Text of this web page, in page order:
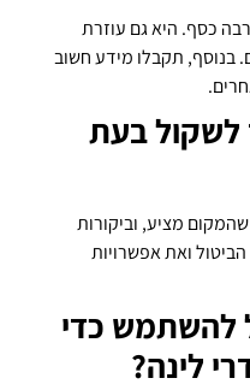
כסף. היא גם עוזרת
בנוסף, תקבלו מידע חשוב
לשקול בעת
מציע, וביקורות
ואת אפשרויות
להשתמש כדי
לינה?